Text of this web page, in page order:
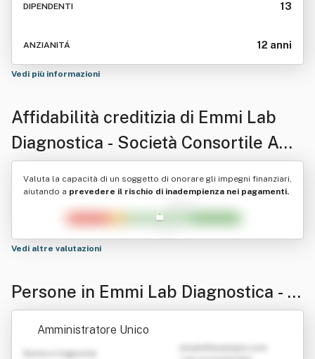
DIPENDENTI 13
ANZIANITÁ 12 anni
Vedi più informazioni
Affidabilità creditizia di Emmi Lab
Diagnostica - Società Consortile A
R.l.
Valuta la capacità di un soggetto di onorare gli impegni finanziari,
aiutando a prevedere il rischio di inadempienza nei pagamenti.
Vedi altre valutazioni
Persone in Emmi Lab Diagnostica - S
ocietà Consortile A R.l.
Amministratore Unico
Nome e Cognome